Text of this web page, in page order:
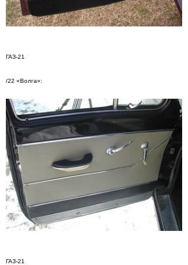
ГАЗ-21
/22 «Волга»:
ГАЗ-21